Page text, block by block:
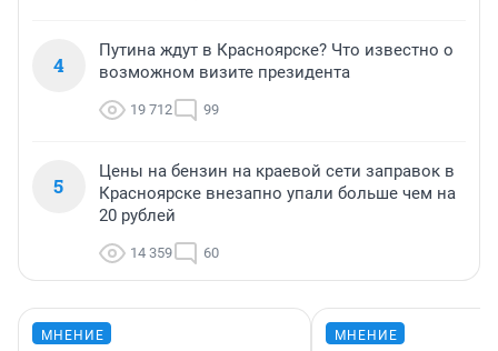
4
Путина ждут в Красноярске? Что известно о
возможном визите президента
19 712 99
5
Цены на бензин на краевой сети заправок в
Красноярске внезапно упали больше чем на
20 рублей
14 359 60
МНЕНИЕ МНЕНИЕ